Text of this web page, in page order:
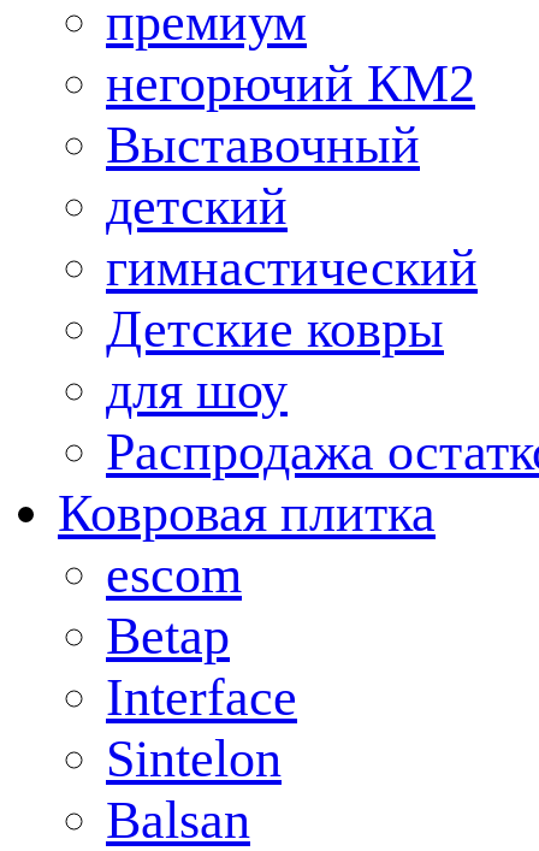
премиум
негорючий КМ2
Выставочный
детский
гимнастический
Детские ковры
для шоу
Распродажа
Ковровая плитка
escom
Betap
Interface
Sintelon
Balsan